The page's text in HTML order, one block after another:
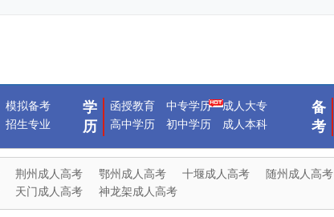
模拟备考
招生专业
学
历
函授教育 中专学历
成人大专
高中学历
初中学历 成人本科
备
考
荆州成人高考 鄂州成人高考 十堰成人高考 随州成人高考
天门成人高考 神龙架成人高考